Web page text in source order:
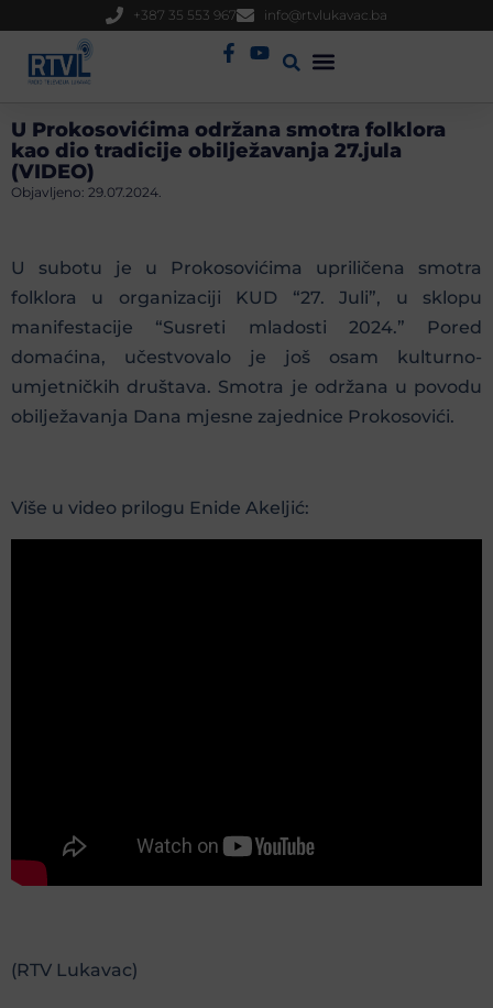
+387 35 553 967 info@rtvlukavac.ba
U Prokosovićima održana smotra folklora
kao dio tradicije obilježavanja 27.jula
(VIDEO)
Objavljeno: 29.07.2024.
U subotu je u Prokosovićima upriličena smotra
folklora u organizaciji KUD “27. Juli”, u sklopu
manifestacije “Susreti mladosti 2024.” Pored
domaćina, učestvovalo je još osam kulturno-
umjetničkih društava. Smotra je održana u povodu
obilježavanja Dana mjesne zajednice Prokosovići.
Više u video prilogu Enide Akeljić:
(RTV Lukavac)